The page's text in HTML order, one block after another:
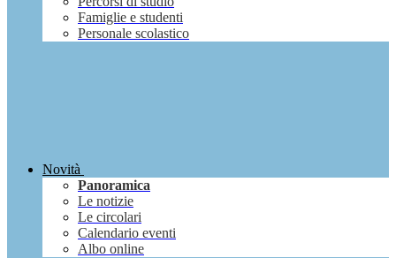
Famiglie e studenti
Personale scolastico
Novità
Panoramica
Le notizie
Le circolari
Calendario eventi
Albo online